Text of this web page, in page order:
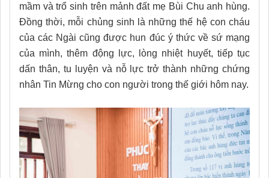
mầm và trổ sinh trên mảnh đất mẹ Bùi Chu anh hùng.
Đồng thời, mỗi chủng sinh là những thế hệ con cháu
của các Ngài cũng được hun đúc ý thức về sứ mạng
của mình, thêm động lực, lòng nhiệt huyết, tiếp tục
dấn thân, tu luyện và nỗ lực trở thành những chứng
nhân Tin Mừng cho con người trong thế giới hôm nay.